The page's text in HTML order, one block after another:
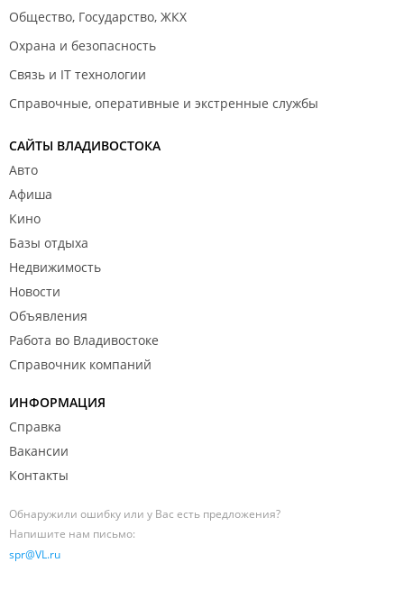
Общество, Государство, ЖКХ
Охрана и безопасность
Связь и IT технологии
Справочные, оперативные и экстренные службы
САЙТЫ ВЛАДИВОСТОКА
Авто
Афиша
Кино
Базы отдыха
Недвижимость
Новости
Объявления
Работа во Владивостоке
Справочник компаний
ИНФОРМАЦИЯ
Справка
Вакансии
Контакты
Обнаружили ошибку или у Вас есть предложения?
Напишите нам письмо:
spr@VL.ru